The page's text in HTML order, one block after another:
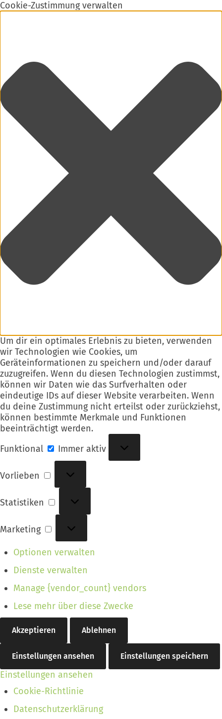
Cookie-Zustimmung verwalten
Um dir ein optimales Erlebnis zu bieten, verwenden
wir Technologien wie Cookies, um
Geräteinformationen zu speichern und/oder darauf
zuzugreifen. Wenn du diesen Technologien zustimmst,
können wir Daten wie das Surfverhalten oder
eindeutige IDs auf dieser Website verarbeiten. Wenn
du deine Zustimmung nicht erteilst oder zurückziehst,
können bestimmte Merkmale und Funktionen
beeinträchtigt werden.
Funktional
Immer aktiv
Vorlieben
Vorlieben
Statistiken
Statistiken
Marketing
Marketing
Optionen verwalten
Dienste verwalten
Manage {vendor_count} vendors
Lese mehr über diese Zwecke
Akzeptieren Ablehnen
Einstellungen ansehen Einstellungen speichern
Einstellungen ansehen
Cookie-Richtlinie
Datenschutzerklärung